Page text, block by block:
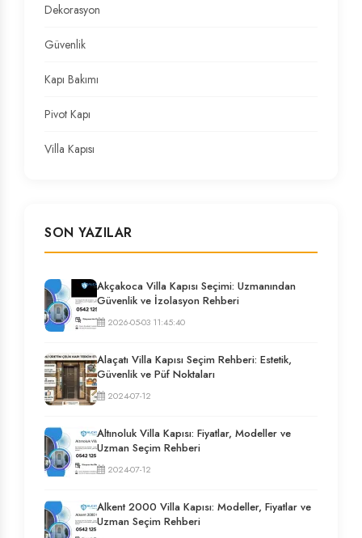
Dekorasyon
Güvenlik
Kapı Bakımı
Pivot Kapı
Villa Kapısı
SON YAZILAR
Akçakoca Villa Kapısı Seçimi: Uzmanından
Güvenlik ve İzolasyon Rehberi
2026-05-03 11:45:40
Alaçatı Villa Kapısı Seçim Rehberi: Estetik,
Güvenlik ve Püf Noktaları
2024-07-12
Altınoluk Villa Kapısı: Fiyatlar, Modeller ve
Uzman Seçim Rehberi
2024-07-12
Alkent 2000 Villa Kapısı: Modeller, Fiyatlar ve
Uzman Seçim Rehberi